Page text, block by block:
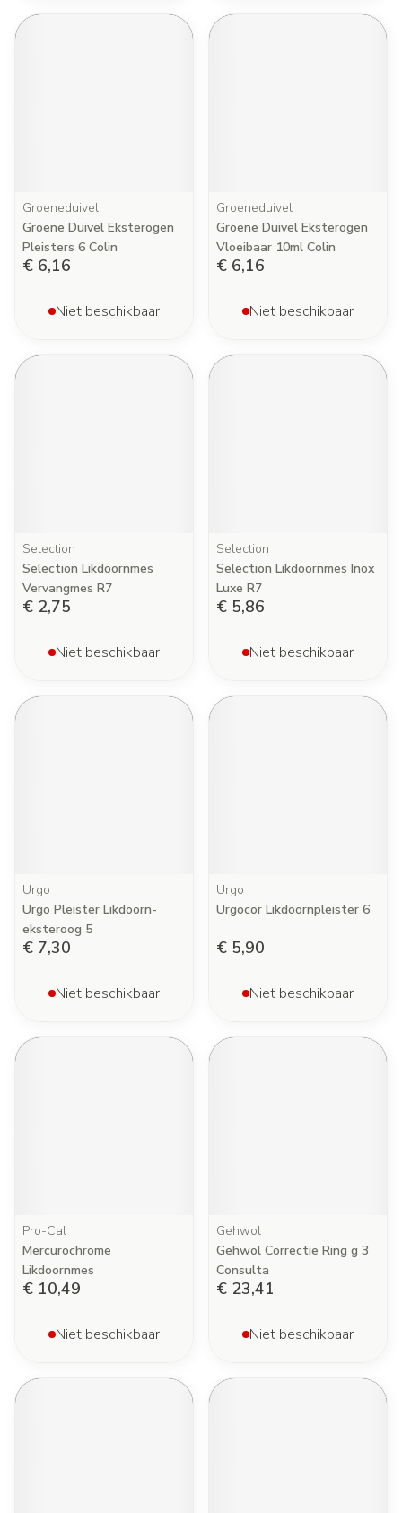
Groeneduivel
Groene Duivel Eksterogen
Pleisters 6 Colin
€ 6,16
Niet beschikbaar
Groeneduivel
Groene Duivel Eksterogen
Vloeibaar 10ml Colin
€ 6,16
Niet beschikbaar
Selection
Selection Likdoornmes
Vervangmes R7
€ 2,75
Niet beschikbaar
Selection
Selection Likdoornmes Inox
Luxe R7
€ 5,86
Niet beschikbaar
Urgo
Urgo Pleister Likdoorn-
eksteroog 5
€ 7,30
Niet beschikbaar
Urgo
Urgocor Likdoornpleister 6
€ 5,90
Niet beschikbaar
Pro-Cal
Mercurochrome
Likdoornmes
€ 10,49
Niet beschikbaar
Gehwol
Gehwol Correctie Ring g 3
Consulta
€ 23,41
Niet beschikbaar